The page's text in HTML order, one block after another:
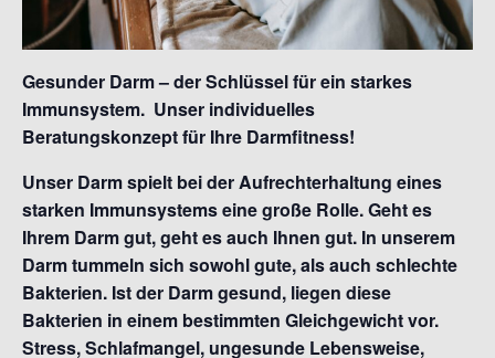
Gesunder Darm – der Schlüssel für ein starkes
Immunsystem. Unser individuelles
Beratungskonzept für Ihre Darmfitness!
Unser Darm spielt bei der Aufrechterhaltung eines
starken Immunsystems eine große Rolle. Geht es
Ihrem Darm gut, geht es auch Ihnen gut. In unserem
Darm tummeln sich sowohl gute, als auch schlechte
Bakterien. Ist der Darm gesund, liegen diese
Bakterien in einem bestimmten Gleichgewicht vor.
Stress, Schlafmangel, ungesunde Lebensweise,